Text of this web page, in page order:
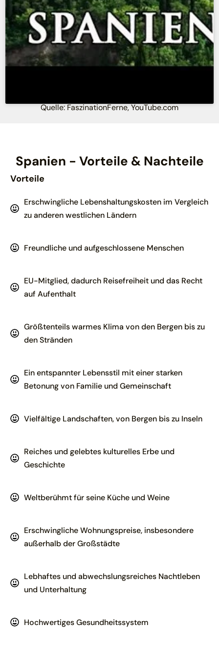
Quelle: FaszinationFerne, YouTube.com
Spanien - Vorteile & Nachteile
Vorteile
Erschwingliche Lebenshaltungskosten im Vergleich
zu anderen westlichen Ländern
Freundliche und aufgeschlossene Menschen
EU-Mitglied, dadurch Reisefreiheit und das Recht
auf Aufenthalt
Größtenteils warmes Klima von den Bergen bis zu
den Stränden
Ein entspannter Lebensstil mit einer starken
Betonung von Familie und Gemeinschaft
Vielfältige Landschaften, von Bergen bis zu Inseln
Reiches und gelebtes kulturelles Erbe und
Geschichte
Weltberühmt für seine Küche und Weine
Erschwingliche Wohnungspreise, insbesondere
außerhalb der Großstädte
Lebhaftes und abwechslungsreiches Nachtleben
und Unterhaltung
Hochwertiges Gesundheitssystem